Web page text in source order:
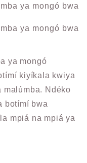
ya mongó bwa
ya mongó bwa
ya mongó
kiyíkala kwiya
malúmba. Ndéko
botímí bwa
mpiá na mpiá ya